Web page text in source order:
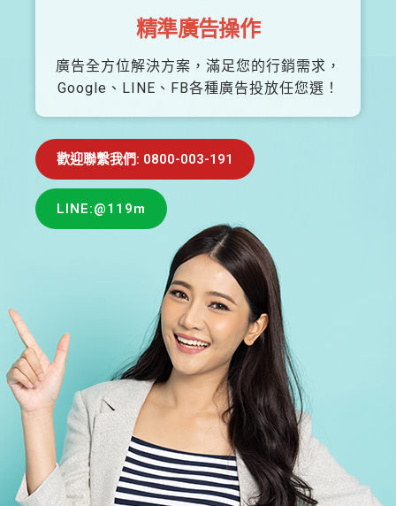
精準廣告操作
廣告全方位解決方案，滿足您的行銷需求，
Google、LINE、FB各種廣告投放任您選！
歡迎聯繫我們: 0800-003-191
LINE:@119m